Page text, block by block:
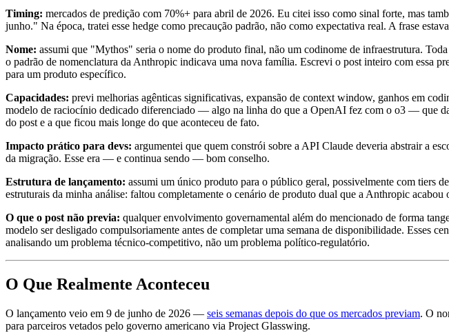
Timing: mercados de predição com 70%+ para abril de 2026. Eu citei isso como sinal forte, mas
junho." Na época, tratei esse hedge como precaução padrão, não como expectativa real. A frase
Nome: assumi que "Mythos" seria o nome do produto final, não um codinome de infraestrutura.
o padrão de nomenclatura da Anthropic indicava uma nova família. Escrevi o post inteiro com essa
para um produto específico.
Capacidades: previ melhorias agênticas significativas, expansão de context window, ganhos em
modelo de raciocínio dedicado diferenciado — algo na linha do que a OpenAI fez com o o3 — que
do post e a que ficou mais longe do que aconteceu de fato.
Impacto prático para devs: argumentei que quem constrói sobre a API Claude deveria abstrair a
da migração. Esse era — e continua sendo — bom conselho.
Estrutura de lançamento: assumi um único produto para o público geral, possivelmente com tiers
estruturais da minha análise: faltou completamente o cenário de produto dual que a Anthropic acabou
O que o post não previa: qualquer envolvimento governamental além do mencionado de forma
modelo ser desligado compulsoriamente antes de completar uma semana de disponibilidade. Esses
analisando um problema técnico-competitivo, não um problema político-regulatório.
O Que Realmente Aconteceu
O lançamento veio em 9 de junho de 2026 — seis semanas depois do que os mercados previam. O
para parceiros vetados pelo governo americano via Project Glasswing.